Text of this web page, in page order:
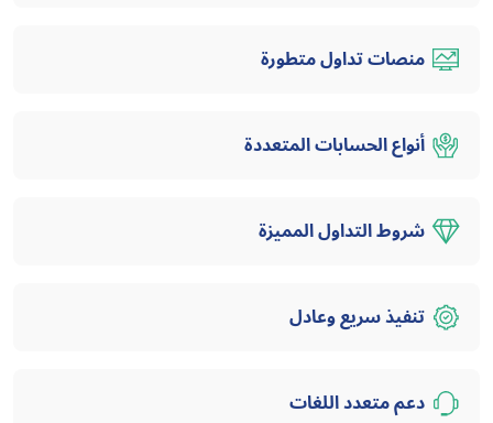
منصات تداول متطورة
أنواع الحسابات المتعددة
شروط التداول المميزة
تنفيذ سريع وعادل
دعم متعدد اللغات